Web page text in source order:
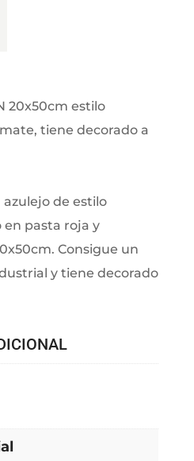
20x50cm estilo
tiene decorado a
azulejo de estilo
pasta roja y
Consigue un
y tiene decorado